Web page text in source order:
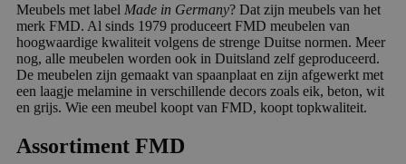
Meubels met label Made in Germany? Dat zijn meubels van het
merk FMD. Al sinds 1979 produceert FMD meubelen van
hoogwaardige kwaliteit volgens de strenge Duitse normen. Meer
nog, alle meubelen worden ook in Duitsland zelf geproduceerd.
De meubelen zijn gemaakt van spaanplaat en zijn afgewerkt met
een laagje melamine in verschillende decors zoals eik, beton, wit
en grijs. Wie een meubel koopt van FMD, koopt topkwaliteit.
Assortiment FMD